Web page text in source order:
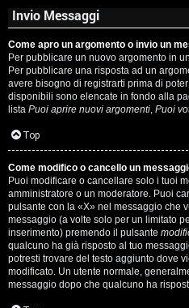
Invio Messaggi
Come apro un argomento o invio un
Per pubblicare un nuovo argomento in
Per pubblicare una risposta ad un
avere bisogno di registrarti prima di
disponibili sono elencate in fondo alla
lista Puoi aprire nuovi argomenti, Puoi
Top
Come modifico o cancello un
Puoi modificare o cancellare solo i tuoi
amministratore o un moderatore. Puoi
pulsante con la «X» nel messaggio che
messaggio (a volte solo per un limitato
inserimento) premendo il pulsante
qualcuno ha già risposto al tuo
potresti trovare del testo aggiunto dove
modificato. Un utente normale,
messaggio dopo che qualcuno ha
P
e
r
c
o
r
s
i
M
u
s